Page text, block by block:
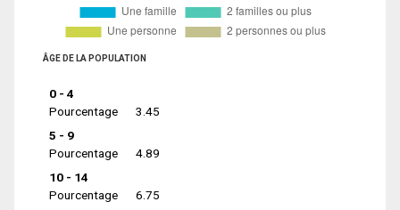
ÂGE DE LA POPULATION
0 - 4
Pourcentage
3.45
5 - 9
Pourcentage
4.89
10 - 14
Pourcentage
6.75